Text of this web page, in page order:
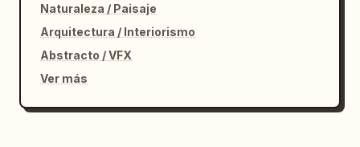
Naturaleza / Paisaje
Arquitectura / Interiorismo
Abstracto / VFX
Ver más